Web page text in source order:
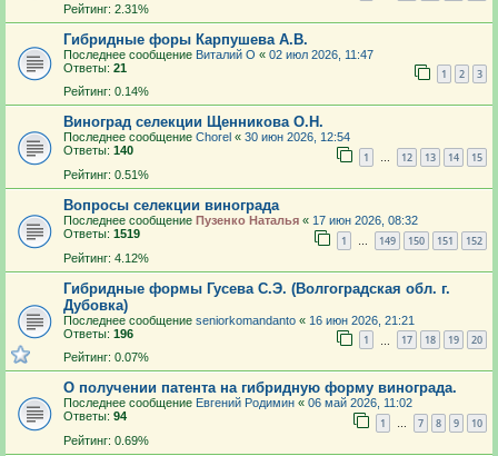
Рейтинг: 2.31%
Гибридные форы Карпушева А.В.
Последнее сообщение Виталий О « 02 июл 2026, 11:47
Ответы: 21 1 2 3
Рейтинг: 0.14%
Виноград селекции Щенникова О.Н.
Последнее сообщение Chorel « 30 июн 2026, 12:54
Ответы: 140 1 … 12 13 14 15
Рейтинг: 0.51%
Вопросы селекции винограда
Последнее сообщение Пузенко Наталья « 17 июн 2026, 08:32
Ответы: 1519 1 … 149 150 151 152
Рейтинг: 4.12%
Гибридные формы Гусева С.Э. (Волгоградская обл. г.
Дубовка)
Последнее сообщение seniorkomandanto « 16 июн 2026, 21:21
Ответы: 196 1 17 18 19 20
Рейтинг: 0.07%
О получении патента на гибридную форму винограда.
Последнее сообщение Евгений Родимин « 06 май 2026, 11:02
Ответы: 94 1 … 7 8 9 10
Рейтинг: 0.69%